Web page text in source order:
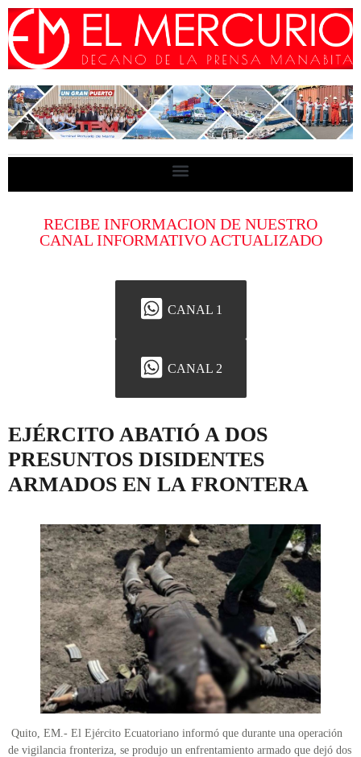
RECIBE INFORMACION DE NUESTRO
CANAL INFORMATIVO ACTUALIZADO
CANAL 1
CANAL 2
EJÉRCITO ABATIÓ A DOS
PRESUNTOS DISIDENTES
ARMADOS EN LA FRONTERA
Quito, EM.- El Ejército Ecuatoriano informó que durante una operación
de vigilancia fronteriza, se produjo un enfrentamiento armado que dejó dos